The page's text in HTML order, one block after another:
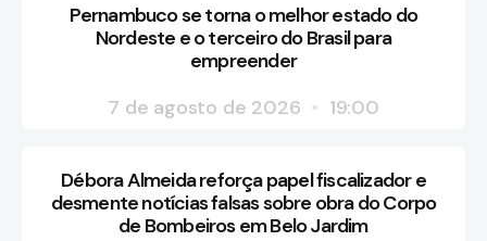
Pernambuco se torna o melhor estado do
Nordeste e o terceiro do Brasil para
empreender
7 de agosto de 2026
19:00
Débora Almeida reforça papel fiscalizador e
desmente notícias falsas sobre obra do Corpo
de Bombeiros em Belo Jardim